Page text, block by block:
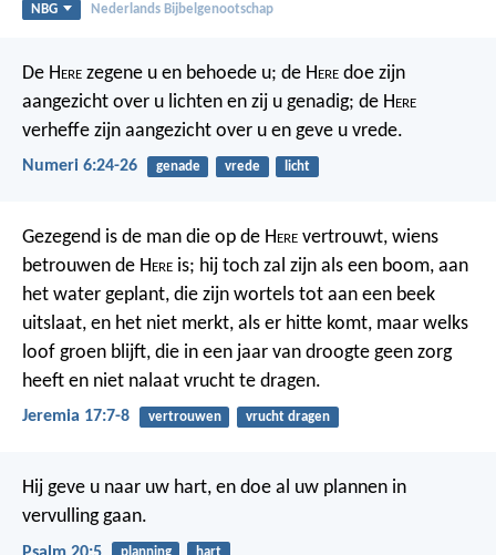
NBG Nederlands Bijbelgenootschap
De Here zegene u en behoede u; de Here doe zijn
aangezicht over u lichten en zij u genadig; de Here
verheffe zijn aangezicht over u en geve u vrede.
Numeri 6:24-26 genade vrede licht
Gezegend is de man die op de Here vertrouwt, wiens
betrouwen de Here is; hij toch zal zijn als een boom, aan
het water geplant, die zijn wortels tot aan een beek
uitslaat, en het niet merkt, als er hitte komt, maar welks
loof groen blijft, die in een jaar van droogte geen zorg
heeft en niet nalaat vrucht te dragen.
Jeremia 17:7-8 vertrouwen vrucht dragen
Hij geve u naar uw hart, en doe al uw plannen in
vervulling gaan.